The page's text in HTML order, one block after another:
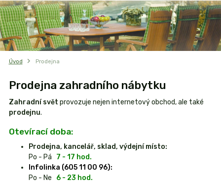
Úvod Prodejna
Prodejna zahradního nábytku
Zahradní svět provozuje nejen internetový obchod, ale také
prodejnu.
Otevírací doba:
Prodejna, kancelář, sklad, výdejní místo:
Po - Pá
7 - 17 hod.
Infolinka (605 11 00 96):
Po - Ne
6 - 23 hod.